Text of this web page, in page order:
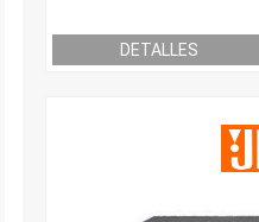
DETALLES